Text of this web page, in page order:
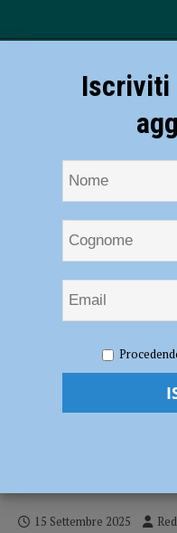
nuovi spazi pubblici in nome
125 mila euro
Mediazione
15 Settembre 2025
Iscriviti